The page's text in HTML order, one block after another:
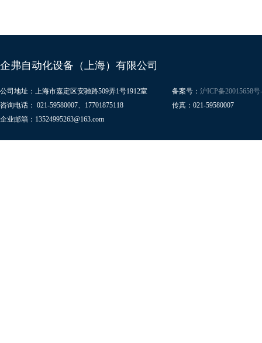
企弗自动化设备（上海）有限公司
公司地址：上海市嘉定区安驰路509弄1号1912室 备案号： 沪ICP备20015658号
咨询电话： 021-59580007、17701875118
传真：021-59580007
企业邮箱：13524995263@163.com